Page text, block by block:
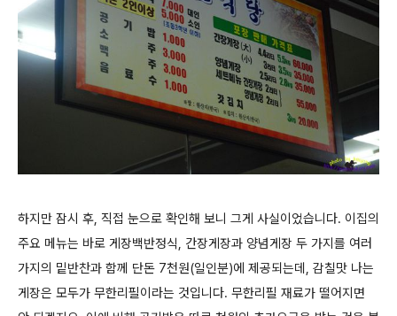
하지만 잠시 후, 직접 눈으로 확인해 보니 그게 사실이었습니다. 이집의
주요 메뉴는 바로 게장백반정식, 간장게장과 양념게장 두 가지를 여러
가지의 밑반찬과 함께 단돈 7천원(일인분)에 제공되는데, 감칠맛 나는
게장은 모두가 무한리필이라는 것입니다. 무한리필 재료가 떨어지면